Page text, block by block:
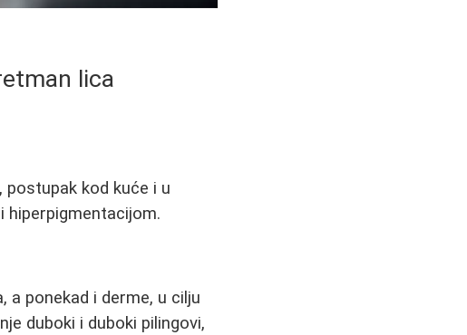
lica
kod kuće i u
hiperpigmentacijom.
a ponekad i derme, u cilju
duboki i duboki pilingovi,